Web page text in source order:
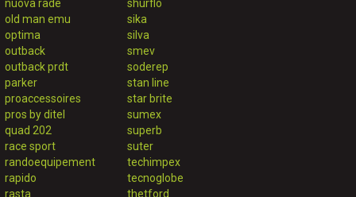
nuova rade
old man emu
optima
outback
outback prdt
parker
proaccessoires
pros by ditel
quad 202
race sport
randoequipement
rapido
rasta
shurflo
sika
silva
smev
soderep
stan line
star brite
sumex
superb
suter
techimpex
tecnoglobe
thetford